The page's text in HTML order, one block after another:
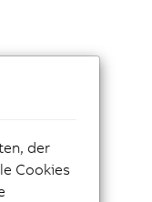
der
Cookies